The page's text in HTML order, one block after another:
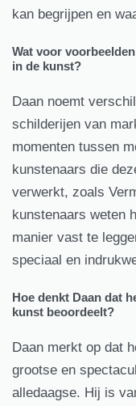
kan begrijpen en
Wat voor
in de kunst?
Daan noemt
schilderijen van
momenten tussen
kunstenaars die
verwerkt, zoals
kunstenaars weten
manier vast te
speciaal en
Hoe denkt Daan dat
kunst beoordeelt?
Daan merkt op dat
grootse en
alledaagse. Hij is